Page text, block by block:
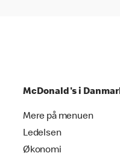
McDonald's i
Mere på menuen
Ledelsen
Økonomi